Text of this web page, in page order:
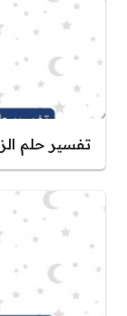
تفسير حلم